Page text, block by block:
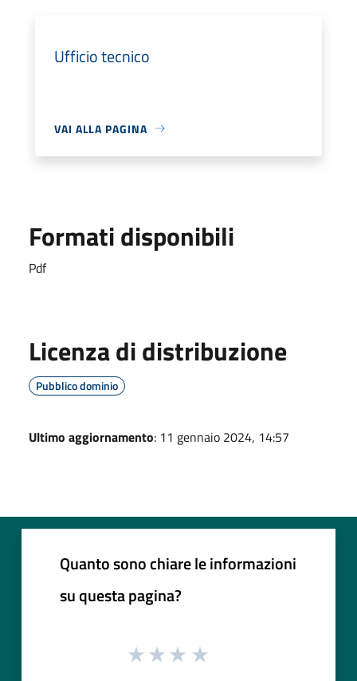
Ufficio tecnico
VAI ALLA PAGINA
Formati disponibili
Pdf
Licenza di distribuzione
Pubblico dominio
Ultimo aggiornamento: 11 gennaio 2024, 14:57
Quanto sono chiare le informazioni
su questa pagina?